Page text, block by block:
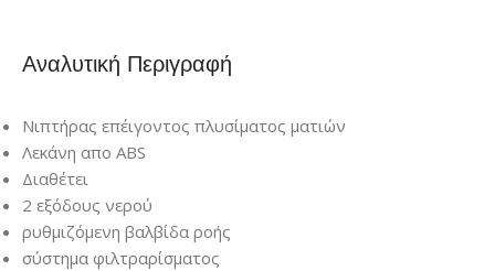
Αναλυτική Περιγραφή
Νιπτήρας επέιγοντος πλυσίματος ματιών
Λεκάνη απο ABS
Διαθέτει
2 εξόδους νερού
ρυθμιζόμενη βαλβίδα ροής
σύστημα φιλτραρίσματος